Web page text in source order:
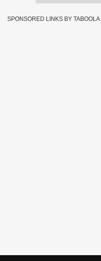
SPONSORED LINKS BY TABOOLA